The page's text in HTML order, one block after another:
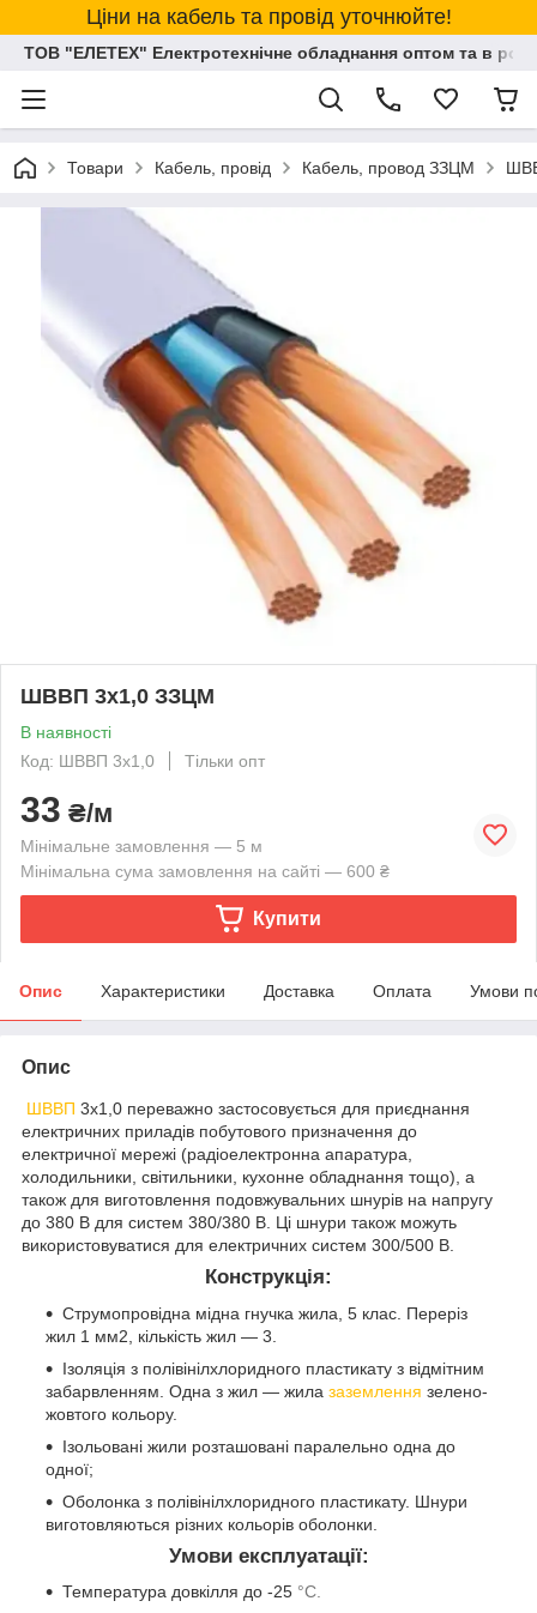
Ціни на кабель та провід уточнюйте!
ТОВ "ЕЛЕТЕХ" Електротехнічне обладнання оптом та в
Товари Кабель, провід Кабель, провод ЗЗЦМ
ШВВП 3х1,0 ЗЗЦМ
В наявності
Код: ШВВП 3х1,0
Тільки опт
33 ₴/м
Мінімальне замовлення — 5 м
Мінімальна сума замовлення на сайті — 600 ₴
Купити
Опис Характеристики Доставка Оплата Умови
Опис
ШВВП 3х1,0 переважно застосовується для приєднання
електричних приладів побутового призначення до
електричної мережі (радіоелектронна апаратура,
холодильники, світильники, кухонне обладнання тощо), а
також для виготовлення подовжувальних шнурів на напругу
до 380 В для систем 380/380 В. Ці шнури також можуть
використовуватися для електричних систем 300/500 В.
Конструкція:
Струмопровідна мідна гнучка жила, 5 клас. Переріз
жил 1 мм2, кількість жил — 3.
Ізоляція з полівінілхлоридного пластикату з відмітним
забарвленням. Одна з жил — жила заземлення зелено-
жовтого кольору.
Ізольовані жили розташовані паралельно одна до
одної;
Оболонка з полівінілхлоридного пластикату. Шнури
виготовляються різних кольорів оболонки.
Умови експлуатації:
Температура довкілля до -25 °С.